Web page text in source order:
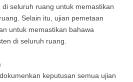
seluruh ruang untuk memastikan
Selain itu, ujian pemetaan
untuk memastikan bahawa
di seluruh ruang.
keputusan semua ujian